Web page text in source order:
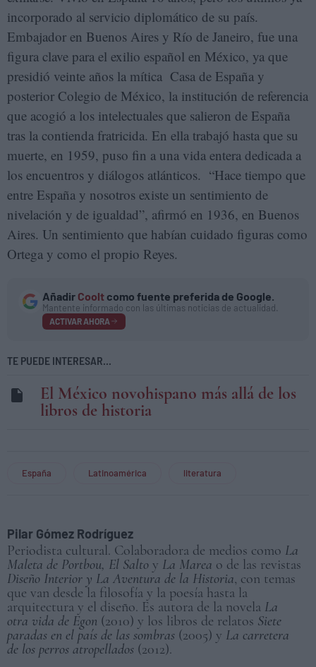
incorporado al servicio diplomático de su país.
Embajador en Buenos Aires y Río de Janeiro, fue una
figura clave para el exilio español en México, ya que
presidió veinte años la mítica Casa de España y
posterior Colegio de México, la institución de referencia
que acogió a los intelectuales que salieron de España
tras la contienda fratricida. En ella trabajó hasta que su
muerte, en 1959, puso fin a una vida entera dedicada a
los encuentros y diálogos atlánticos. “Hace tiempo que
entre España y nosotros existe un sentimiento de
nivelación y de igualdad”, afirmó en 1936, en Buenos
Aires. Un sentimiento que habían cuidado figuras como
Ortega y como el propio Reyes.
Añadir Coolt como fuente preferida de Google.
Mantente informado con las últimas noticias de actualidad.
ACTIVAR AHORA
TE PUEDE INTERESAR...
El México novohispano más allá de los
libros de historia
España Latinoamérica literatura
Pilar Gómez Rodríguez
Periodista cultural. Colaboradora de medios como La
Maleta de Portbou, El Salto y La Marea o de las revistas
Diseño Interior y La Aventura de la Historia, con temas
que van desde la filosofía y la poesía hasta la
arquitectura y el diseño. Es autora de la novela La
otra vida de Egon (2010) y los libros de relatos Siete
paradas en el país de las sombras (2005) y La carretera
de los perros atropellados (2012).